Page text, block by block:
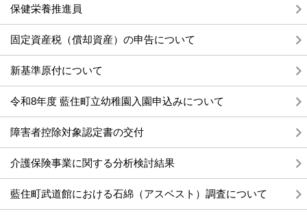
保健栄養推進員
固定資産税（償却資産）の申告について
新基準原付について
令和8年度 藍住町立幼稚園入園申込みについて
障害者控除対象認定書の交付
介護保険事業に関する分析検討結果
藍住町武道館における石綿（アスベスト）調査について